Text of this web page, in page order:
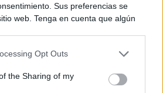
Sus preferencias se
web. Tenga en cuenta que algún
Puede cambiar sus preferencias
clic en el botón "Privacidad" en la
Opt Outs
the Sharing of my
en La Rioja no se expandió
disponer de unas mayores